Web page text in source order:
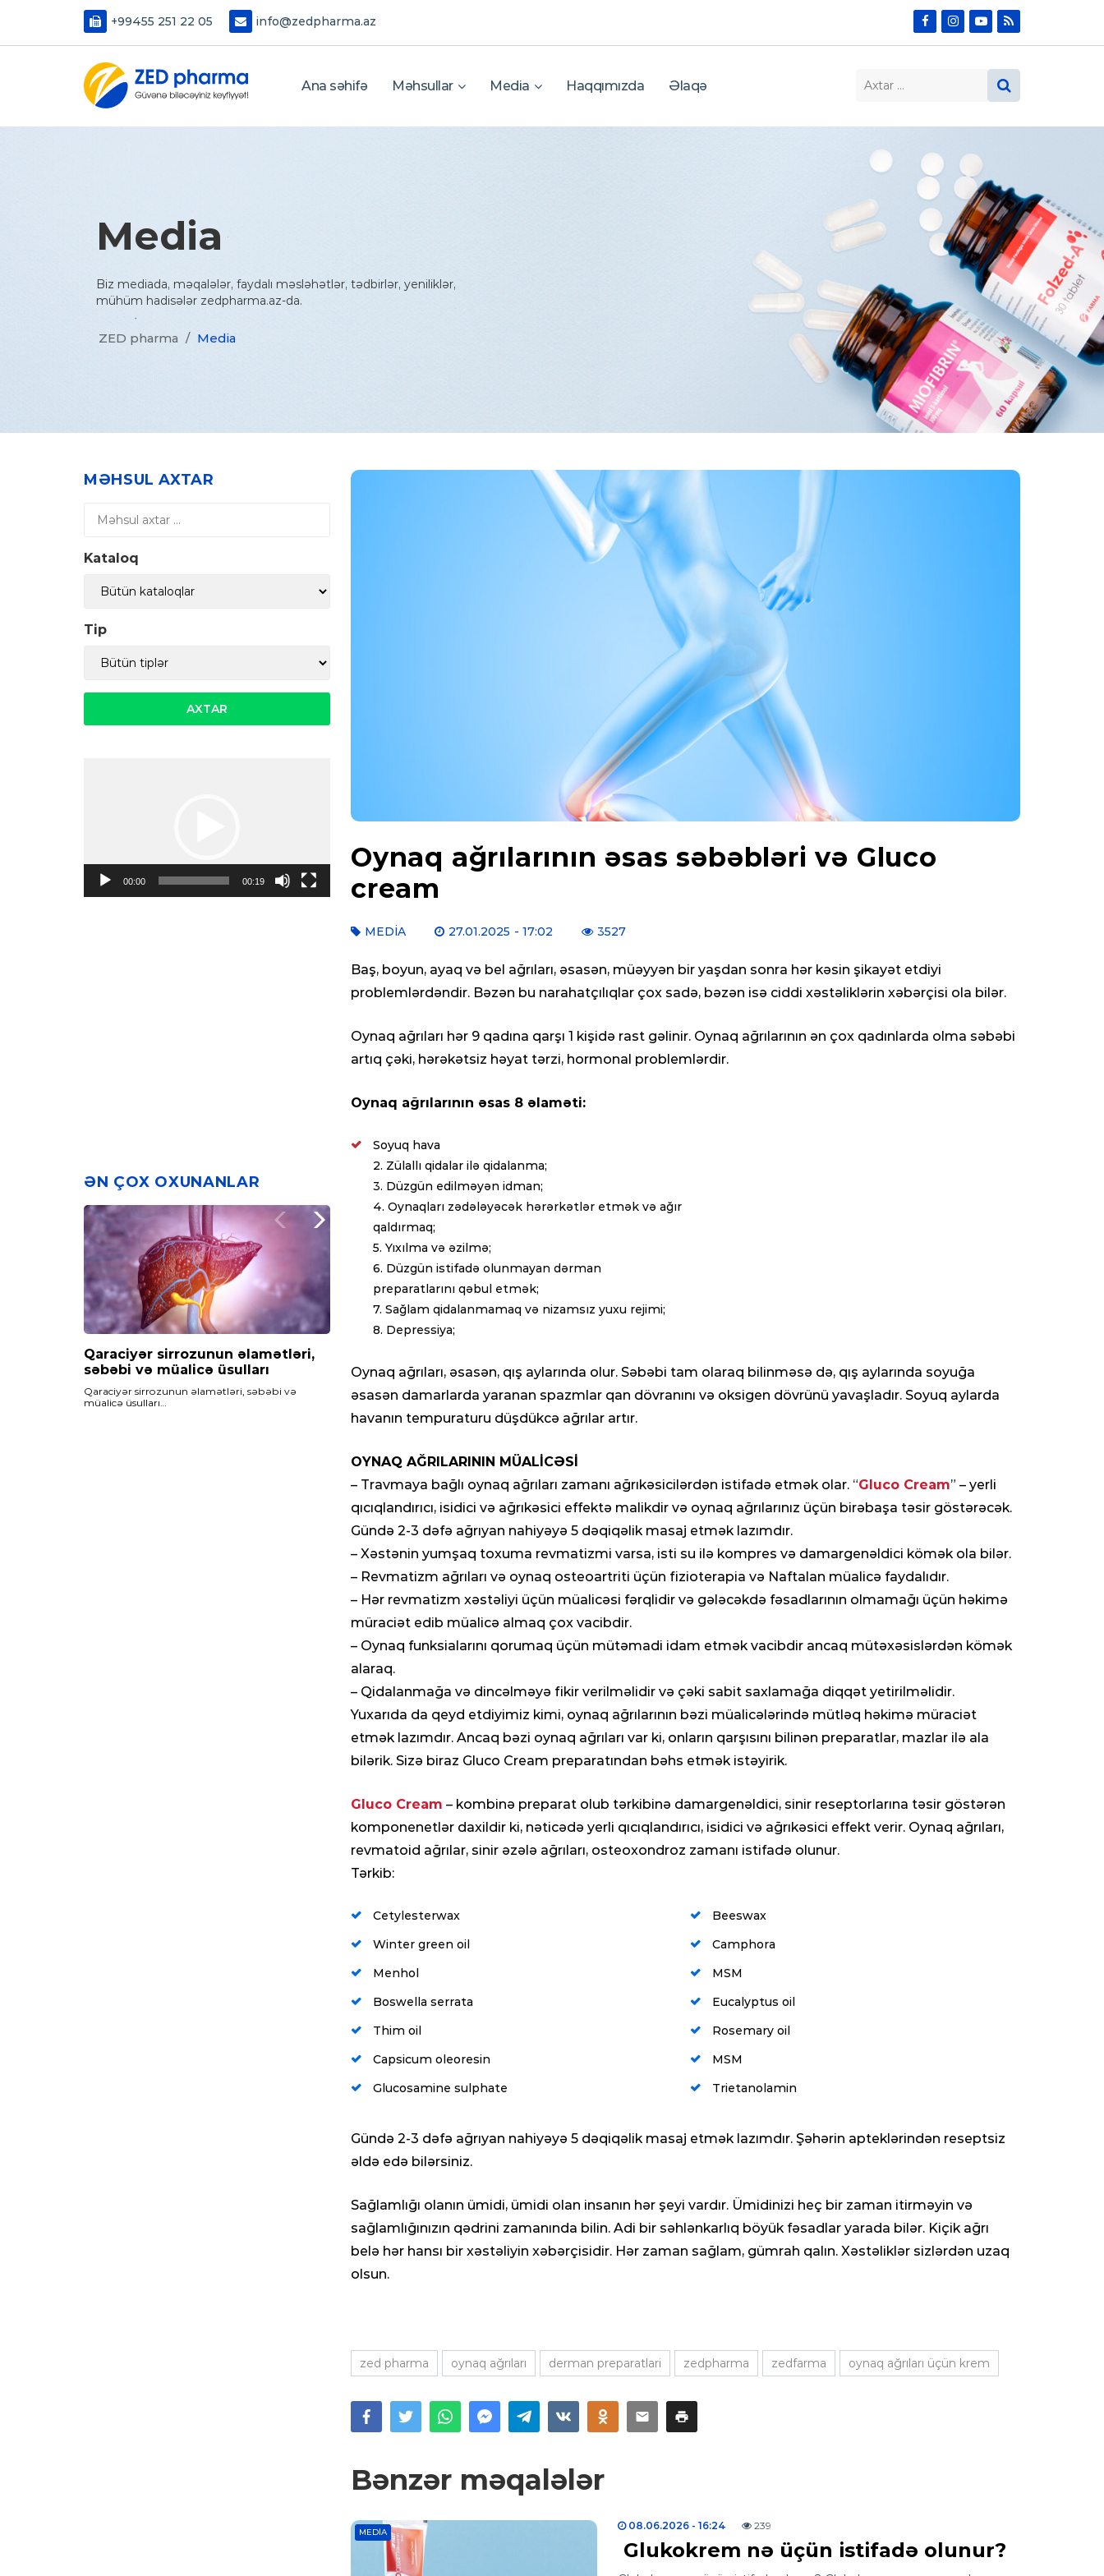
+99455 251 22 05 info@zedpharma.az
Ana səhifə Məhsullar Media Haqqımızda Əlaqə
Media
Biz mediada, məqalələr, faydalı məsləhətlər, tədbirlər, yeniliklər,
mühüm hadisələr zedpharma.az-da.
ZED pharma / Media
Oynaq ağrılarının əsas səbəbləri və Gluco
cream
MEDIA 27.01.2025 - 17:02 3527
Baş, boyun, ayaq və bel ağrıları, əsasən, müəyyən bir yaşdan sonra hər kəsin şikayət etdiyi
problemlərdəndir. Bəzən bu narahatçılıqlar çox sadə, bəzən isə ciddi xəstəliklərin xəbərçisi ola bilər.
Oynaq ağrıları hər 9 qadına qarşı 1 kişidə rast gəlinir. Oynaq ağrılarının ən çox qadınlarda olma səbəbi
artıq çəki, hərəkətsiz həyat tərzi, hormonal problemlərdir.
Oynaq ağrılarının əsas 8 əlaməti:
Soyuq hava
2. Zülallı qidalar ilə qidalanma;
3. Düzgün edilməyən idman;
4. Oynaqları zədələyəcək hərərkətlər etmək və ağır
qaldırmaq;
5. Yıxılma və əzilmə;
6. Düzgün istifadə olunmayan dərman
preparatlarını qəbul etmək;
7. Sağlam qidalanmamaq və nizamsız yuxu rejimi;
8. Depressiya;
Oynaq ağrıları, əsasən, qış aylarında olur. Səbəbi tam olaraq bilinməsə də, qış aylarında soyuğa
əsasən damarlarda yaranan spazmlar qan dövranını və oksigen dövrünü yavaşladır. Soyuq aylarda
havanın tempuraturu düşdükcə ağrılar artır.
OYNAQ AĞRILARININ MÜALİCƏSİ
– Travmaya bağlı oynaq ağrıları zamanı ağrıkəsicilərdən istifadə etmək olar. “Gluco Cream” – yerli
qıcıqlandırıcı, isidici və ağrıkəsici effektə malikdir və oynaq ağrılarınız üçün birəbaşa təsir göstərəcək.
Gündə 2-3 dəfə ağrıyan nahiyəyə 5 dəqiqəlik masaj etmək lazımdır.
– Xəstənin yumşaq toxuma revmatizmi varsa, isti su ilə kompres və damargenəldici kömək ola bilər.
– Revmatizm ağrıları və oynaq osteoartriti üçün fizioterapia və Naftalan müalicə faydalıdır.
– Hər revmatizm xəstəliyi üçün müalicəsi fərqlidir və gələcəkdə fəsadlarının olmamağı üçün həkimə
müraciət edib müalicə almaq çox vacibdir.
– Oynaq funksialarını qorumaq üçün mütəmadi idam etmək vacibdir ancaq mütəxəsislərdən kömək
alaraq.
– Qidalanmağa və dincəlməyə fikir verilməlidir və çəki sabit saxlamağa diqqət yetirilməlidir.
Yuxarıda da qeyd etdiyimiz kimi, oynaq ağrılarının bəzi müalicələrində mütləq həkimə müraciət
etmək lazımdır. Ancaq bəzi oynaq ağrıları var ki, onların qarşısını bilinən preparatlar, mazlar ilə ala
bilərik. Sizə biraz Gluco Cream preparatından bəhs etmək istəyirik.
Gluco Cream – kombinə preparat olub tərkibinə damargenəldici, sinir reseptorlarına təsir göstərən
komponenetlər daxildir ki, nəticədə yerli qıcıqlandırıcı, isidici və ağrıkəsici effekt verir. Oynaq ağrıları,
revmatoid ağrılar, sinir əzələ ağrıları, osteoxondroz zamanı istifadə olunur.
Tərkib:
Cetylesterwax
Beeswax
Winter green oil
Camphora
Menhol
MSM
Boswella serrata
Eucalyptus oil
Thim oil
Rosemary oil
Capsicum oleoresin
MSM
Glucosamine sulphate
Trietanolamin
Gündə 2-3 dəfə ağrıyan nahiyəyə 5 dəqiqəlik masaj etmək lazımdır. Şəhərin apteklərindən reseptsiz
əldə edə bilərsiniz.
Sağlamlığı olanın ümidi, ümidi olan insanın hər şeyi vardır. Ümidinizi heç bir zaman itirməyin və
sağlamlığınızın qədrini zamanında bilin. Adi bir səhlənkarlıq böyük fəsadlar yarada bilər. Kiçik ağrı
belə hər hansı bir xəstəliyin xəbərçisidir. Hər zaman sağlam, gümrah qalın. Xəstəliklər sizlərdən uzaq
olsun.
zed pharma oynaq ağrıları derman preparatlari zedpharma zedfarma oynaq ağrıları üçün krem
Bənzər məqalələr
MEDIA
08.06.2026 - 16:24 239
Glukokrem nə üçün istifadə olunur?
MƏHSUL AXTAR
Kataloq
Tip
00:00 00:19
ƏN ÇOX OXUNANLAR
Qaraciyər sirrozunun əlamətləri,
səbəbi və müalicə üsulları
Qaraciyər sirrozunun əlamətləri, səbəbi və
müalicə üsulları…
Maqnezium çatışmazlığı,
səbəbləri və müalicəsi
Maqnezium çatışmazlığı…
Qan azlığı – Anemiya nədir? Qan
azlığının fəsadları və müalicəsi
Qan azlığı - Anemiya nədir? qan azlığının fəsadları
və müalicəsi